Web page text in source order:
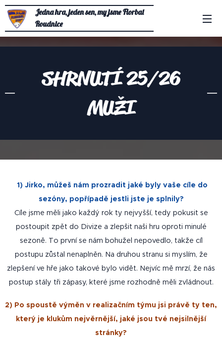
Jedna hra, jeden sen, my jsme Florbal
Roudnice
SHRNUTÍ 25/26
MUŽI
1) Jirko, můžeš nám prozradit jaké byly vaše cíle do
sezóny, popřípadě jestli jste je splnily?
Cíle jsme měli jako každý rok ty nejvyšší, tedy pokusit se
postoupit zpět do Divize a zlepšit naši hru oproti minulé
sezoně. To první se nám bohužel nepovedlo, takže cíl
postupu zůstal nenaplněn. Na druhou stranu si myslím, že
zlepšení ve hře jako takové bylo vidět. Nejvíc mě mrzí, že nás
postup stály tři zápasy, které jsme rozhodně měli zvládnout.
2) Po spoustě výměn v realizačním týmu jsi právě ty ten,
který je klukům nejvěrnější, jaké jsou tvé nejsilnější
stránky?